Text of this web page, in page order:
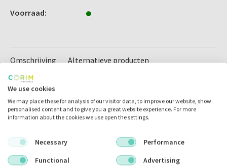
Voorraad:
Omschrijving Alternatieve producten
Omschrijving
vreugde en ontspanning
op te roepen .
Het Paradise Edition Face Mask is
comfortabel om te
We use cookies
We may place these for analysis of our visitor data, to improve our website, show
personalised content and to give you a great website experience. For more
information about the cookies we use open the settings.
Necessary
Performance
Functional
Advertising